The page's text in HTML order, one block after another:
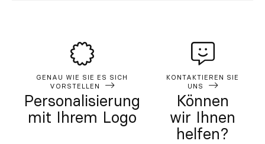
GENAU WIE SIE ES SICH
VORSTELLEN
Personalisierung
mit Ihrem Logo
KONTAKTIEREN SIE
UNS
Können
wir Ihnen
helfen?